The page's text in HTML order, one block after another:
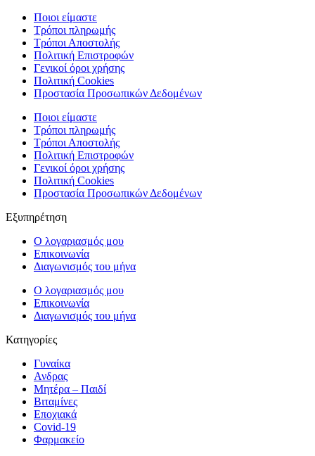
Ποιοι είμαστε
Τρόποι πληρωμής
Τρόποι Αποστολής
Πολιτική Επιστροφών
Γενικοί όροι χρήσης
Πολιτική Cookies
Προστασία Προσωπικών Δεδομένων
Ποιοι είμαστε
Τρόποι πληρωμής
Τρόποι Αποστολής
Πολιτική Επιστροφών
Γενικοί όροι χρήσης
Πολιτική Cookies
Προστασία Προσωπικών Δεδομένων
Εξυπηρέτηση
Ο λογαριασμός μου
Επικοινωνία
Διαγωνισμός του μήνα
Ο λογαριασμός μου
Επικοινωνία
Διαγωνισμός του μήνα
Κατηγορίες
Γυναίκα
Ανδρας
Μητέρα – Παιδί
Βιταμίνες
Εποχιακά
Covid-19
Φαρμακείο